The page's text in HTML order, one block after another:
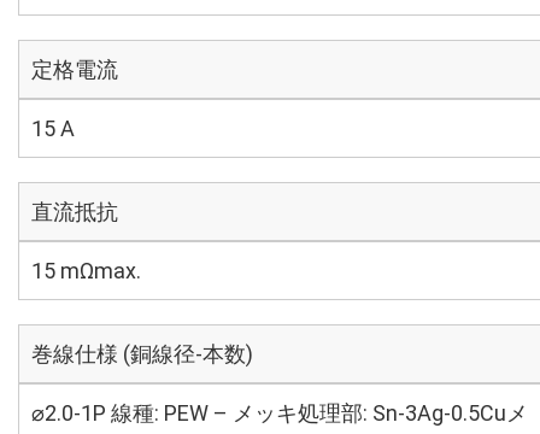
定格電流
15 A
直流抵抗
15 mΩmax.
巻線仕様 (銅線径-本数)
⌀2.0-1P 線種: PEW – メッキ処理部: Sn-3Ag-0.5Cuメ